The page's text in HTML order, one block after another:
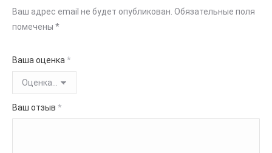
Ваш адрес email не будет опубликован. Обязательные поля
помечены *
Ваша оценка *
Ваш отзыв *